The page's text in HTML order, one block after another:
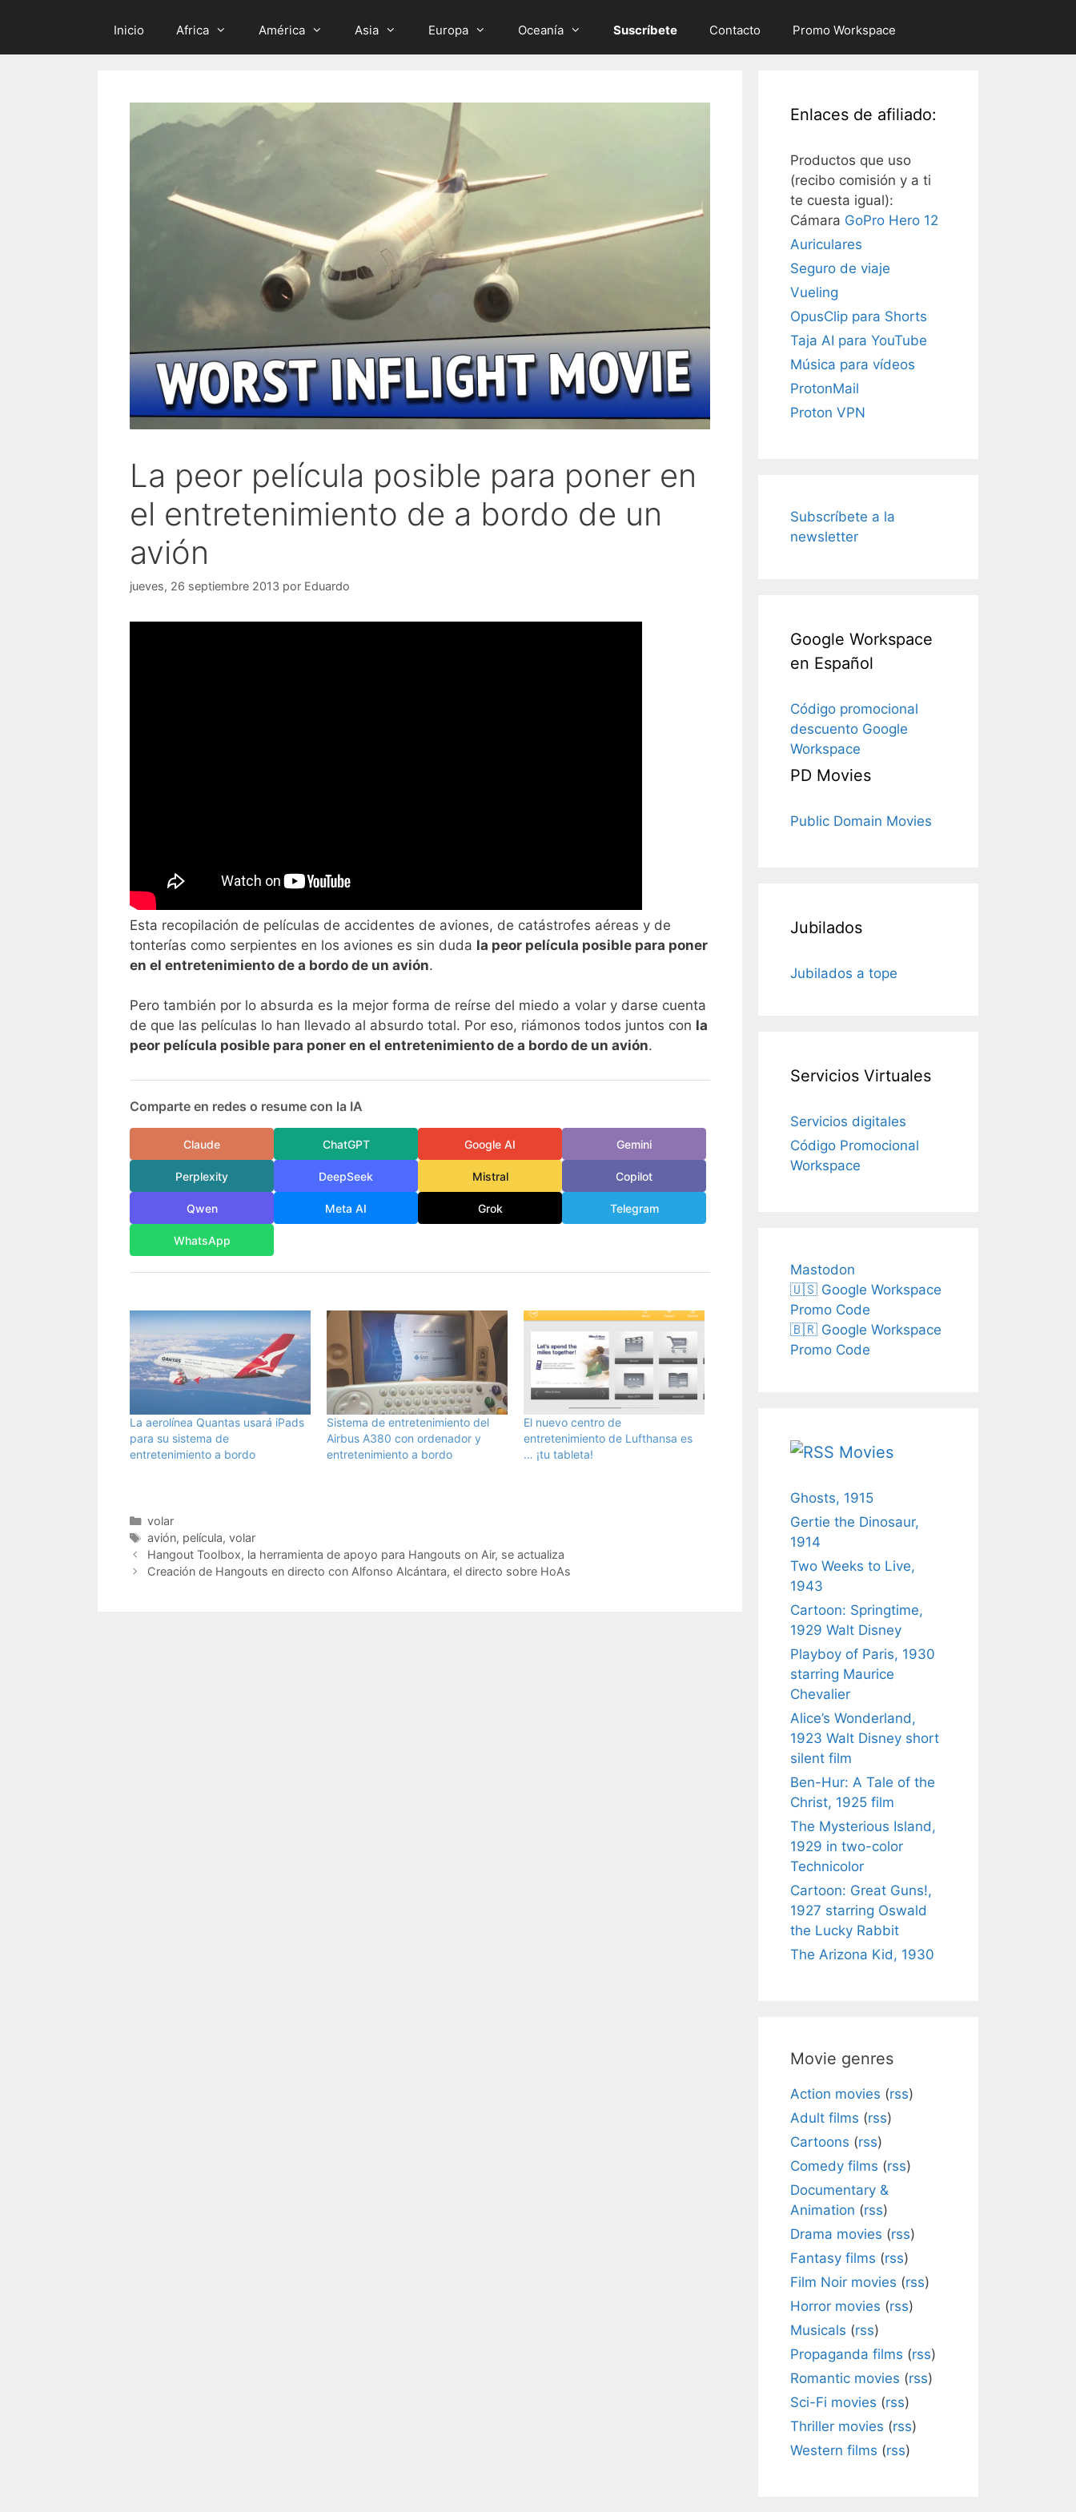
Inicio Africa América Asia Europa Oceanía Suscríbete Contacto Promo Workspace
La peor película posible para poner en
el entretenimiento de a bordo de un
avión
jueves, 26 septiembre 2013 por Eduardo
Esta recopilación de películas de accidentes de aviones, de catástrofes aéreas y de
tonterías como serpientes en los aviones es sin duda la peor película posible para poner
en el entretenimiento de a bordo de un avión.
Pero también por lo absurda es la mejor forma de reírse del miedo a volar y darse cuenta
de que las películas lo han llevado al absurdo total. Por eso, riámonos todos juntos con la
peor película posible para poner en el entretenimiento de a bordo de un avión.
Comparte en redes o resume con la IA
Claude ChatGPT Google AI Gemini
Perplexity DeepSeek Mistral Copilot
Qwen Meta AI Grok Telegram
WhatsApp
La aerolínea Quantas usará iPads
para su sistema de
entretenimiento a bordo
Sistema de entretenimiento del
Airbus A380 con ordenador y
entretenimiento a bordo
El nuevo centro de
entretenimiento de Lufthansa es
… ¡tu tableta!
Categorías
volar
Etiquetas
avión, película, volar
Hangout Toolbox, la herramienta de apoyo para Hangouts on Air, se actualiza
Creación de Hangouts en directo con Alfonso Alcántara, el directo sobre HoAs
Enlaces de afiliado:
Productos que uso
(recibo comisión y a ti
te cuesta igual):
Cámara GoPro Hero 12
Auriculares
Seguro de viaje
Vueling
OpusClip para Shorts
Taja AI para YouTube
Música para vídeos
ProtonMail
Proton VPN
Subscríbete a la
newsletter
Google Workspace
en Español
Código promocional
descuento Google
Workspace
PD Movies
Public Domain Movies
Jubilados
Jubilados a tope
Servicios Virtuales
Servicios digitales
Código Promocional
Workspace
Mastodon
🇺🇸 Google Workspace
Promo Code
🇧🇷 Google Workspace
Promo Code
Movies
Ghosts, 1915
Gertie the Dinosaur,
1914
Two Weeks to Live,
1943
Cartoon: Springtime,
1929 Walt Disney
Playboy of Paris, 1930
starring Maurice
Chevalier
Alice’s Wonderland,
1923 Walt Disney short
silent film
Ben-Hur: A Tale of the
Christ, 1925 film
The Mysterious Island,
1929 in two-color
Technicolor
Cartoon: Great Guns!,
1927 starring Oswald
the Lucky Rabbit
The Arizona Kid, 1930
Movie genres
Action movies (rss)
Adult films (rss)
Cartoons (rss)
Comedy films (rss)
Documentary &
Animation (rss)
Drama movies (rss)
Fantasy films (rss)
Film Noir movies (rss)
Horror movies (rss)
Musicals (rss)
Propaganda films (rss)
Romantic movies (rss)
Sci-Fi movies (rss)
Thriller movies (rss)
Western films (rss)